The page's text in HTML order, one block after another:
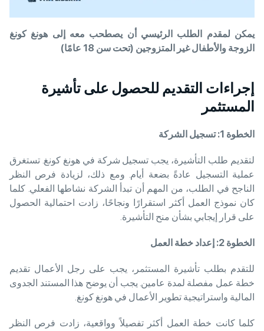
يمكن لمقدم الطلب الرئيسي أن يصطحب معه إلى هونغ كونغ
الزوجة والأطفال غير المتزوجين (تحت سن 18 عامًا)
إجراءات التقديم للحصول على تأشيرة
المستثمر
الخطوة 1: تسجيل الشركة
لتقديم طلب التأشيرة، يجب تسجيل شركة في هونغ كونغ. تستغرق
عملية التسجيل عادةً بضعة أيام. ومع ذلك، لزيادة فرص النظر
الناجح في الطلب، من المهم أن تبدأ الشركة نشاطها الفعلي. كلما
كان نموذج العمل أكثر استقرارًا ونجاحًا، زادت احتمالية الحصول
على قرار إيجابي بشأن منح التأشيرة.
الخطوة 2: إعداد خطة العمل
للتقدم بطلب تأشيرة المستثمر، يجب على رجل الأعمال تقديم
خطة عمل مفصلة لمدة عامين. يجب أن يوضح هذا المستند الجدوى
المالية واستراتيجية تطوير الأعمال في هونغ كونغ.
كلما كانت خطة العمل أكثر تفصيلاً وواقعية، زادت فرص النظر